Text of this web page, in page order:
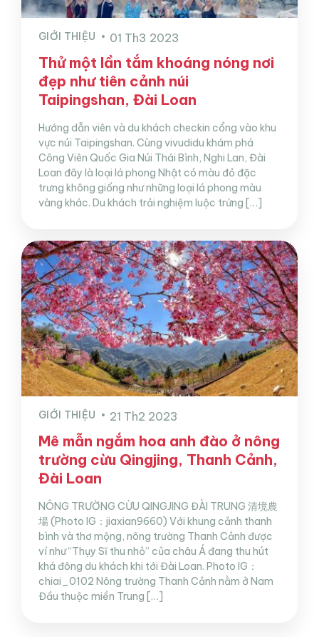
GIỚI THIỆU 01 Th3 2023
Thử một lần tắm khoáng nóng nơi
đẹp như tiên cảnh núi
Taipingshan, Đài Loan
Hướng dẫn viên và du khách checkin cổng vào khu
vực núi Taipingshan. Cùng vivudidu khám phá
Công Viên Quốc Gia Núi Thái Bình, Nghi Lan, Đài
Loan đây là loại lá phong Nhật có màu đỏ đặc
trưng không giống như những loại lá phong màu
vàng khác. Du khách trải nghiệm luộc trứng […]
GIỚI THIỆU 21 Th2 2023
Mê mẫn ngắm hoa anh đào ở nông
trường cừu Qingjing, Thanh Cảnh,
Đài Loan
NÔNG TRƯỜNG CỪU QINGJING ĐÀI TRUNG 清境農
場 (Photo IG：jiaxian9660) Với khung cảnh thanh
bình và thơ mộng, nông trường Thanh Cảnh được
ví như “Thụy Sĩ thu nhỏ” của châu Á đang thu hút
khá đông du khách khi tới Đài Loan. Photo IG：
chiai_0102 Nông trường Thanh Cảnh nằm ở Nam
Đầu thuộc miền Trung […]